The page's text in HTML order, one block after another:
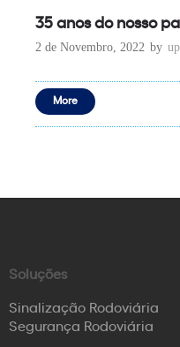
35 anos do nosso
2 de Novembro, 2022 by
More
Soluções
Sinalização Rodoviária
Segurança Rodoviária